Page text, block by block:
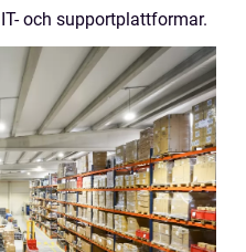
och supportplattformar.